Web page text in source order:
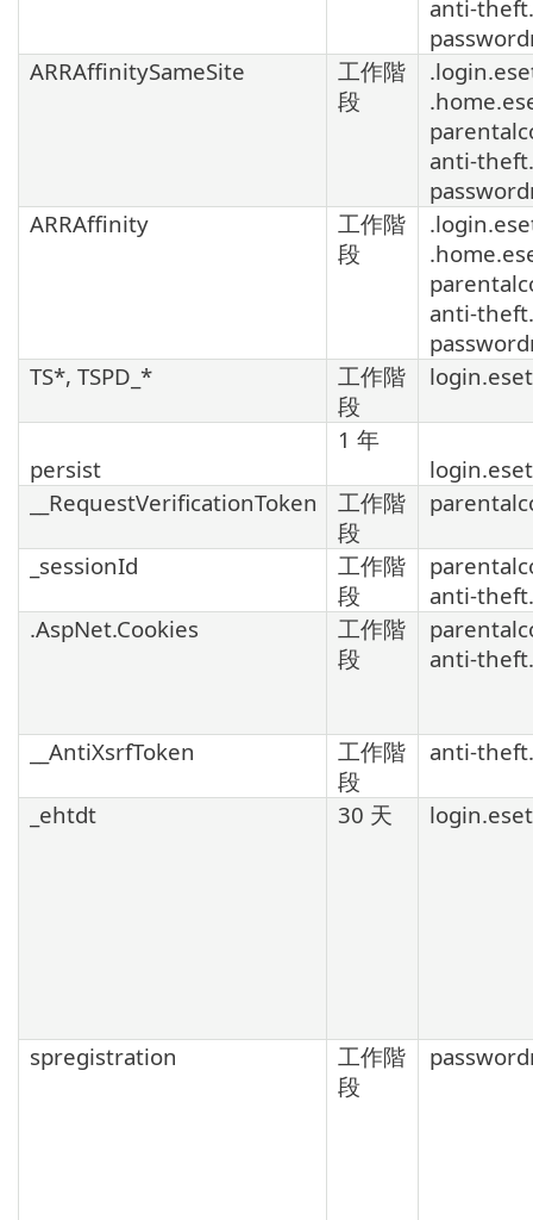
anti-
ARRAffinitySameSite
工作階
段
anti-
ARRAffinity
工作階
段
anti-
TS*, TSPD_*
工作階
段
persist
1 年
__RequestVerificationToken
工作階
段
_sessionId
工作階
段
anti-
.AspNet.Cookies
工作階
段
anti-
__AntiXsrfToken
工作階
段
anti-
_ehtdt 30 天
spregistration
工作階
段